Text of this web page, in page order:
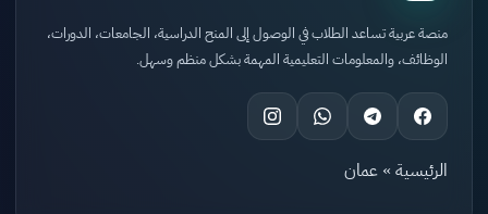
منصة عربية تساعد الطلاب في الوصول إلى المنح الدراسية، الجامعات، الدورات،
الوظائف، والمعلومات التعليمية المهمة بشكل منظم وسهل.
الرئيسية » عمان